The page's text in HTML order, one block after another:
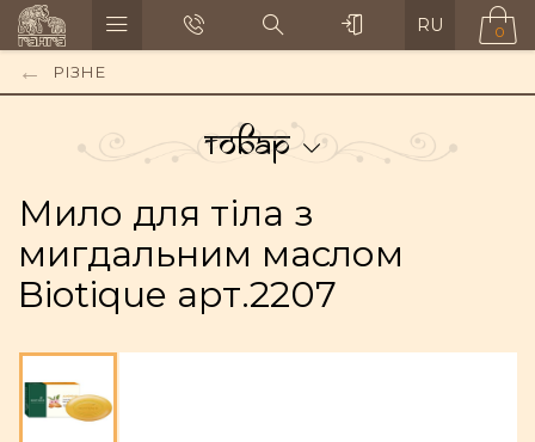
RU 0
РІЗНЕ
Товар
Мило для тіла з
мигдальним маслом
Biotique арт.2207